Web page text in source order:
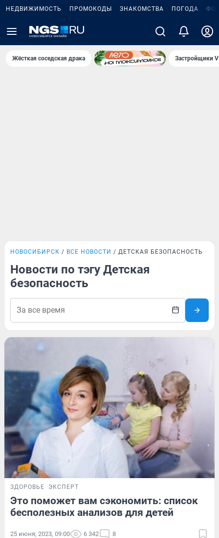
НЕДВИЖИМОСТЬ ПРОМОКОДЫ ЗНАКОМСТВА ПОГОДА
Жёсткая соседская драка Застройщики
НОВОСИБИРСК ВСЕ НОВОСТИ ДЕТСКАЯ БЕЗОПАСНОСТЬ
Новости по тэгу Детская
безопасность
ЗДОРОВЬЕ ЭКСПЕРТ
Это поможет вам сэкономить: список
бесполезных анализов для детей
25 июня, 2023, 09:00 6 342 8